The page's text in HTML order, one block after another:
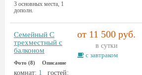
3 основных места, 1
дополн.
Семейный C
трехместный с
балконом
Фото (8) Описание
комнат: 1
гостей:
от 11 500 руб.
в сутки
с завтраком